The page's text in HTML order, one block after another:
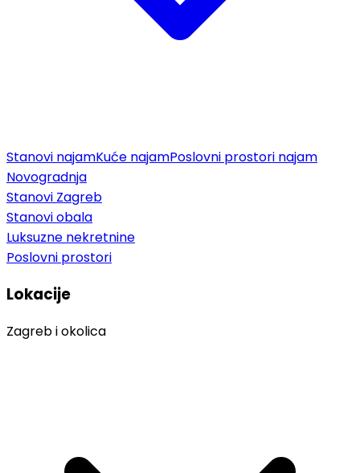
Stanovi najamKuće najamPoslovni prostori najam
Novogradnja
Stanovi Zagreb
Stanovi obala
Luksuzne nekretnine
Poslovni prostori
Lokacije
Zagreb i okolica